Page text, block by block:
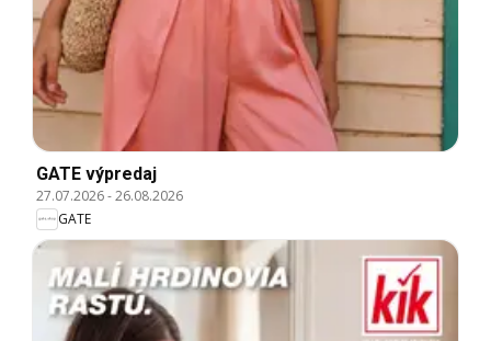
GATE výpredaj
27.07.2026-26.08.2026
GATE